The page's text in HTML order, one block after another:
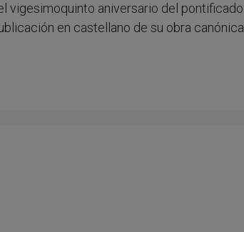
vigesimoquinto aniversario del pontificado
en castellano de su obra